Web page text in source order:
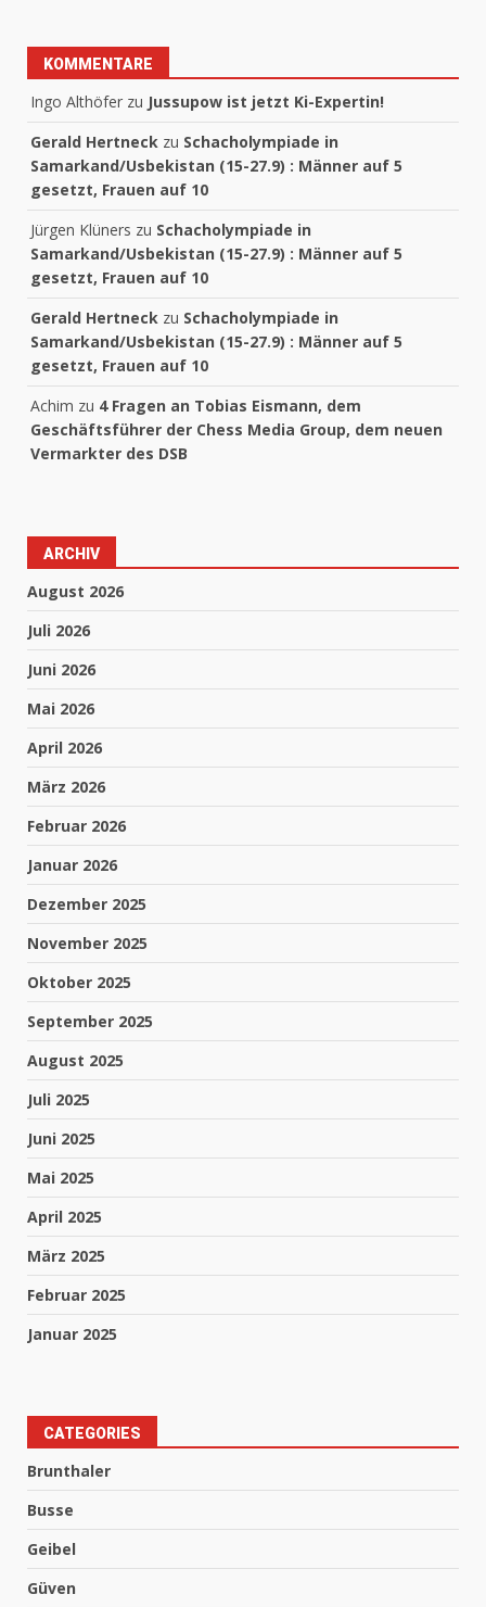
KOMMENTARE
Ingo Althöfer zu Jussupow ist jetzt Ki-Expertin!
Gerald Hertneck zu Schacholympiade in
Samarkand/Usbekistan (15-27.9) : Männer auf 5
gesetzt, Frauen auf 10
Jürgen Klüners zu Schacholympiade in
Samarkand/Usbekistan (15-27.9) : Männer auf 5
gesetzt, Frauen auf 10
Gerald Hertneck zu Schacholympiade in
Samarkand/Usbekistan (15-27.9) : Männer auf 5
gesetzt, Frauen auf 10
Achim zu 4 Fragen an Tobias Eismann, dem
Geschäftsführer der Chess Media Group, dem neuen
Vermarkter des DSB
ARCHIV
August 2026
Juli 2026
Juni 2026
Mai 2026
April 2026
März 2026
Februar 2026
Januar 2026
Dezember 2025
November 2025
Oktober 2025
September 2025
August 2025
Juli 2025
Juni 2025
Mai 2025
April 2025
März 2025
Februar 2025
Januar 2025
CATEGORIES
Brunthaler
Busse
Geibel
Güven